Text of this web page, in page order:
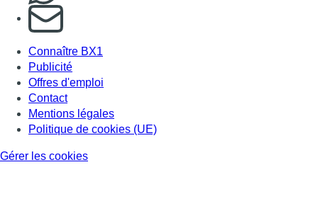
S'abonner à notre newsletter
Connaître BX1
Publicité
Offres d'emploi
Contact
Mentions légales
Politique de cookies (UE)
Gérer les cookies